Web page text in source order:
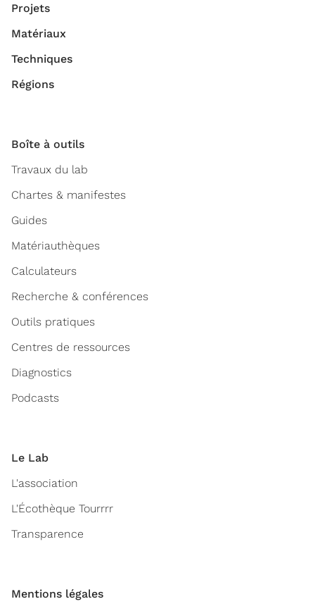
Projets
Matériaux
Techniques
Régions
Boîte à outils
Travaux du lab
Chartes & manifestes
Guides
Matériauthèques
Calculateurs
Recherche & conférences
Outils pratiques
Centres de ressources
Diagnostics
Podcasts
Le Lab
L'association
L'Écothèque Tourrrr
Transparence
Mentions légales